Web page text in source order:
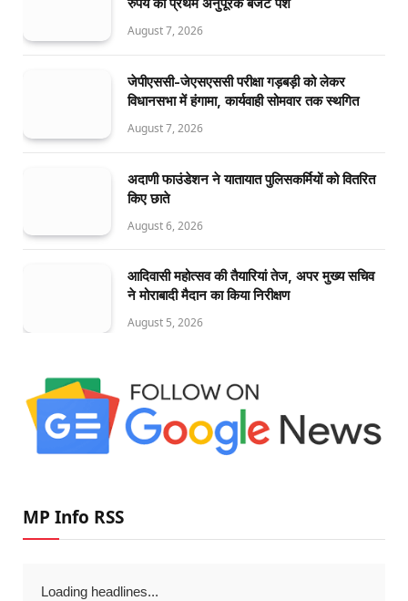
रुपये का प्रथम अनुपूरक बजट पेश
August 7, 2026
जेपीएससी-जेएसएससी परीक्षा गड़बड़ी को लेकर
विधानसभा में हंगामा, कार्यवाही सोमवार तक स्थगित
August 7, 2026
अदाणी फाउंडेशन ने यातायात पुलिसकर्मियों को वितरित
किए छाते
August 6, 2026
आदिवासी महोत्सव की तैयारियां तेज, अपर मुख्य सचिव
ने मोराबादी मैदान का किया निरीक्षण
August 5, 2026
MP Info RSS
Loading headlines...